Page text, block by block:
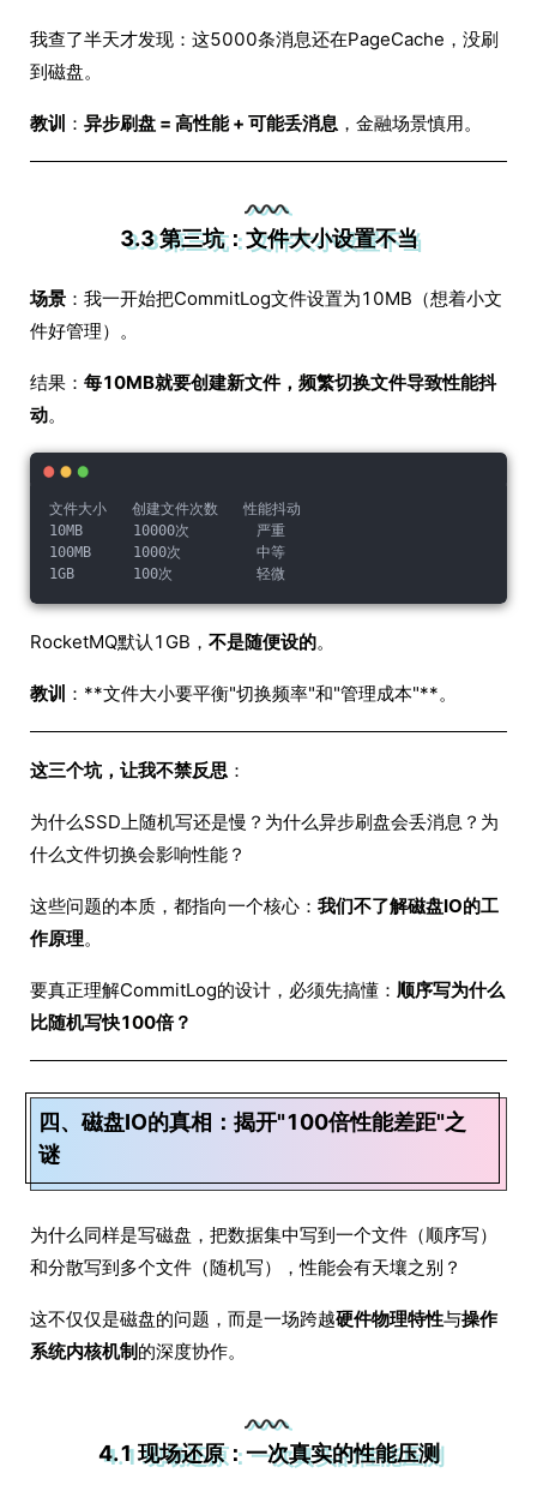
我查了半天才发现：这5000条消息还在PageCache，没刷
到磁盘。
教训 ： 异步刷盘 = 高性能 + 可能丢消息 ，金融场景慎用。
3.3 第三坑：文件大小设置不当
场景 ：我一开始把CommitLog文件设置为10MB（想着小文
件好管理）。
结果： 每10MB就要创建新文件，频繁切换文件导致性能抖
动。
文件大小   创建文件次数   性能抖动
10MB      10000次        严重
100MB     1000次         中等
1GB       100次          轻微
RocketMQ默认1GB， 不是随便设的。
教训 ：**文件大小要平衡"切换频率"和"管理成本"**。
这三个坑，让我不禁反思 ：
为什么SSD上随机写还是慢？为什么异步刷盘会丢消息？为
什么文件切换会影响性能？
这些问题的本质，都指向一个核心： 我们不了解磁盘IO的工
作原理。
要真正理解CommitLog的设计，必须先搞懂： 顺序写为什么
比随机写快100倍？
四、磁盘IO的真相：揭开"100倍性能差距"之
谜
为什么同样是写磁盘，把数据集中写到一个文件（顺序写）
和分散写到多个文件（随机写），性能会有天壤之别？
这不仅仅是磁盘的问题，而是一场跨越硬件物理特性与操作
系统内核机制的深度协作。
4.1 现场还原：一次真实的性能压测